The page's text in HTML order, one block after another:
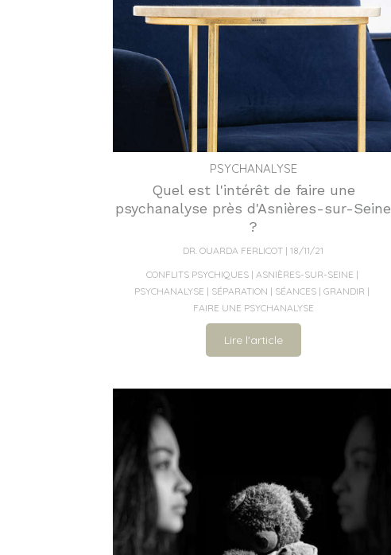
PSYCHANALYSE
Quel est l'intérêt de faire une
psychanalyse près d'Asnières-sur-Seine
?
DR. OUARDA FERLICOT 18/11/21
CONFLITS PSYCHIQUES
ASNIÈRES-SUR-SEINE
PSYCHANALYSE
SÉPARATION SÉANCES GRANDIR
FAIRE UNE PSYCHANALYSE
Lire l'article